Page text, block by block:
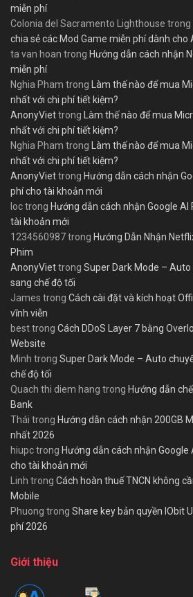
miễn phí
Colonia del Sacramento Lighthouse trong
chia sẻ các Mod Game miễn phí dành cho
ta van hoan trong Hướng dẫn cách nhận
miễn phí
Nghia Pham trong Làm thế nào để mua
nhất với chi phí tiết kiệm?
AnonyViettrong Làm thế nào để mua
nhất với chi phí tiết kiệm?
Nghia Pham trong Làm thế nào để mua
nhất với chi phí tiết kiệm?
AnonyViettrong Hướng dẫn cách nhận
phí cho tài khoản mới
loctrong Hướng dẫn cách nhận Google
tài khoản mới
1234560987trong Hướng Dẫn Nhận
Phim
AnonyViettrong Super Dark Mode –
sang chế độ tối
James trong Cách cài đặt và kích hoạt
vĩnh viễn
besttrong Cách DDoS Layer 7 bằng
Website
Minh trong Super Dark Mode – Auto
chế độ tối
Quach thi diem hang trong Hướng dẫn
Bank
Thái trong Hướng dẫn cách nhận 200GB
nhất 2026
hiupctrong Hướng dẫn cách nhận
cho tài khoản mới
Linh trong Cách hoàn thuế TNCN không
Mobile
Phuong trong Share key bản quyền IObit
phí 2026
Giới thiệu